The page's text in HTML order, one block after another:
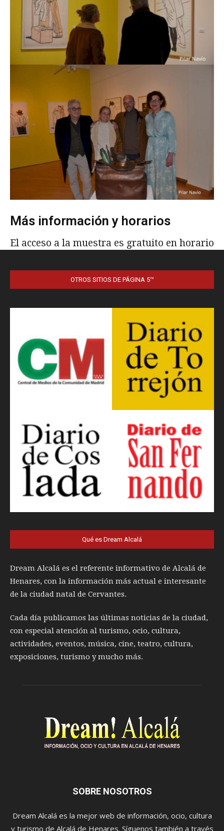
OTROS SITIOS DE PÁGINA 5™
Qué es Dream Alcalá
Dream Alcalá es el referente informativo de Alcalá de
Henares, con la información más actual e interesante
de la ciudad natal de Cervantes.
Cada día publicamos las últimas noticias de la ciudad,
con especial atención al turismo, ocio, cultura,
actividades, eventos, música, cine, teatro, cultura,
exposiciones, turismo y mucho más.
SOBRE NOSOTROS
Dream Alcalá es la mejor web de información, ocio, cultura
y turismo de Alcalá de Henares. Síguenos también a través